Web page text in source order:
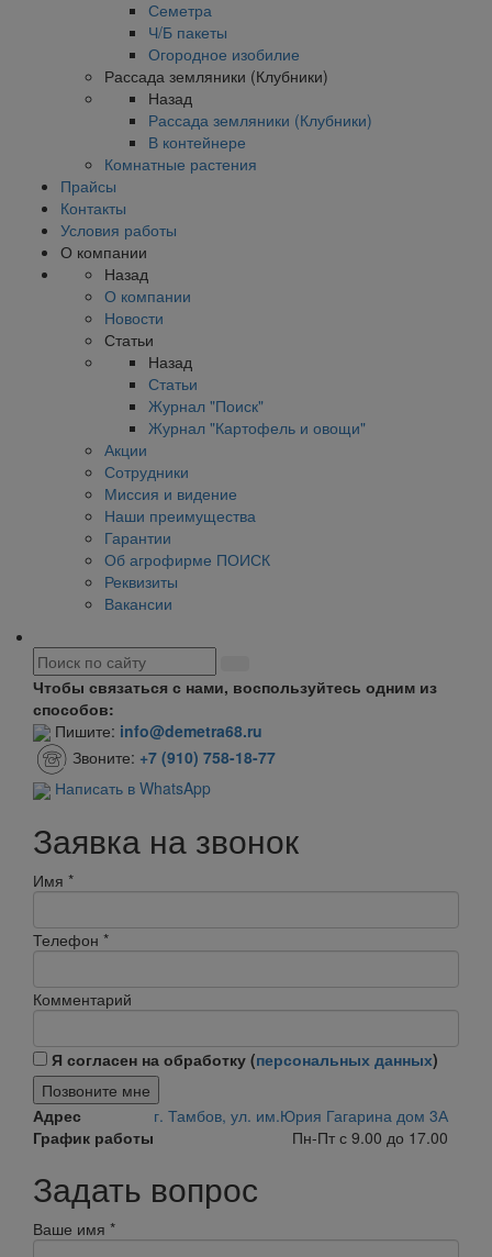
Семетра
Ч/Б пакеты
Огородное изобилие
Рассада земляники (Клубники)
Назад
Рассада земляники (Клубники)
В контейнере
Комнатные растения
Прайсы
Контакты
Условия работы
О компании
Назад
О компании
Новости
Статьи
Назад
Статьи
Журнал "Поиск"
Журнал "Картофель и овощи"
Акции
Сотрудники
Миссия и видение
Наши преимущества
Гарантии
Об агрофирме ПОИСК
Реквизиты
Вакансии
Чтобы связаться с нами, воспользуйтесь одним из
способов:
Пишите: info@demetra68.ru
Звоните: +7 (910) 758-18-77
Написать в WhatsApp
Заявка на звонок
Имя *
Телефон *
Комментарий
Я согласен на обработку (персональных данных)
Позвоните мне
Адрес
г. Тамбов, ул. им.Юрия Гагарина дом 3А
График работы
Пн-Пт с 9.00 до 17.00
Задать вопрос
Ваше имя *